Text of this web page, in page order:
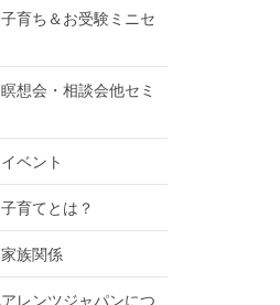
育ち＆お受験ミニセ
想会・相談会他セミ
ベント
育てとは？
族関係
レンツジャパンにつ